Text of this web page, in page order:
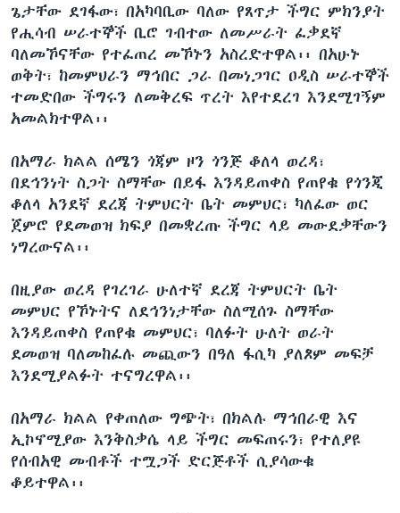
ጌታቸው ደገፋው፣ በአካባቢው ባለው የጸጥታ ችግር ምክንያት
የሒሳብ ሠራተኞች ቢሮ ገብተው ለመሥራት ፈቃደኛ
ባለመኾናቸው የተፈጠረ መኾኑን አስረድተዋል፡፡ በአሁኑ
ወቅት፣ ከመምህራን ማኅበር ጋራ በመነጋገር ዐዲስ ሠራተኞች
ተመድበው ችግሩን ለመቅረፍ ጥረት እየተደረገ እንደሚገኝም
አመልክተዋል፡፡
በአማራ ክልል ሰሜን ጎጃም ዞን ጎንጅ ቆለላ ወረዳ፣
በደኅንነት ስጋት ስማቸው በይፋ እንዳይጠቀስ የጠየቁ የጎንጂ
ቆለላ አንደኛ ደረጃ ትምህርት ቤት መምህር፣ ካለፈው ወር
ጀምሮ የደመወዝ ክፍያ በመቋረጡ ችግር ላይ መውደቃቸውን
ነግረውናል፡፡
በዚያው ወረዳ የገረገራ ሁለተኛ ደረጃ ትምህርት ቤት
መምህር የኾኑትና ለደኅንነታቸው ስለሚሰጉ ስማቸው
እንዳይጠቀስ የጠየቁ መምህር፣ ባለፉት ሁለት ወራት
ደመወዝ ባለመከፈሉ መጪውን በዓለ ፋሲካ ያለጾም መፍቻ
እንደሚያልፉት ተናግረዋል፡፡
በአማራ ክልል የቀጠለው ግጭት፣ በክልሉ ማኅበራዊ እና
ኢኮኖሚያው እንቅስቃሴ ላይ ችግር መፍጠሩን፣ የተለያዩ
የሰብአዊ መብቶች ተሟጋች ድርጅቶች ሲያሳውቁ
ቆይተዋል፡፡